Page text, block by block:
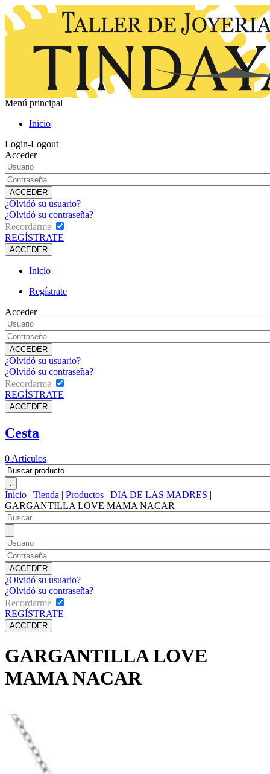
Menú principal
Inicio
Login-Logout
Acceder
¿Olvidó su usuario?
¿Olvidó su contraseña?
Recordarme
REGÍSTRATE
Inicio
Regístrate
Acceder
¿Olvidó su usuario?
¿Olvidó su contraseña?
Recordarme
REGÍSTRATE
Cesta
0 Artículos
Inicio | Tienda | Productos | DIA DE LAS MADRES |
GARGANTILLA LOVE MAMA NACAR
¿Olvidó su usuario?
¿Olvidó su contraseña?
Recordarme
REGÍSTRATE
GARGANTILLA LOVE
MAMA NACAR